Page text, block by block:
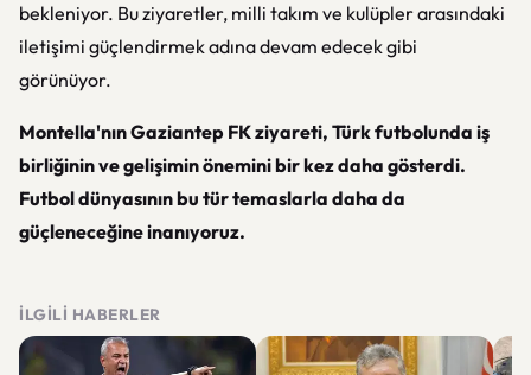
bekleniyor. Bu ziyaretler, milli takım ve kulüpler arasındaki
iletişimi güçlendirmek adına devam edecek gibi
görünüyor.
Montella'nın Gaziantep FK ziyareti, Türk futbolunda iş
birliğinin ve gelişimin önemini bir kez daha gösterdi.
Futbol dünyasının bu tür temaslarla daha da
güçleneceğine inanıyoruz.
İLGILI HABERLER